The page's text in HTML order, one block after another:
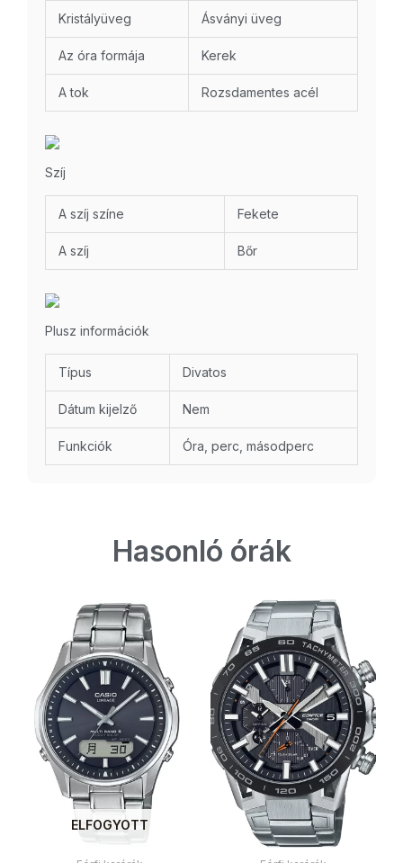
Kristályüveg Ásványi üveg
Az óra formája Kerek
A tok Rozsdamentes acél
Szíj
A szíj színe Fekete
A szíj Bőr
Plusz információk
Típus Divatos
Dátum kijelző Nem
Funkciók Óra, perc, másodperc
Hasonló órák
ELFOGYOTT